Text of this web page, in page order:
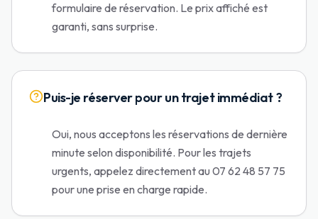
formulaire de réservation. Le prix affiché est
garanti, sans surprise.
Puis-je réserver pour un trajet immédiat ?
Oui, nous acceptons les réservations de dernière
minute selon disponibilité. Pour les trajets
urgents, appelez directement au 07 62 48 57 75
pour une prise en charge rapide.